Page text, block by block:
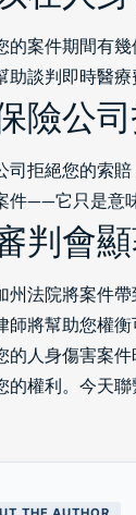
的案件期間有
助談判即時醫
險公
司拒絕您的索
件——它只是意
判會
州法院將案件
師將幫助您權
的人身傷害案
的權利。今天